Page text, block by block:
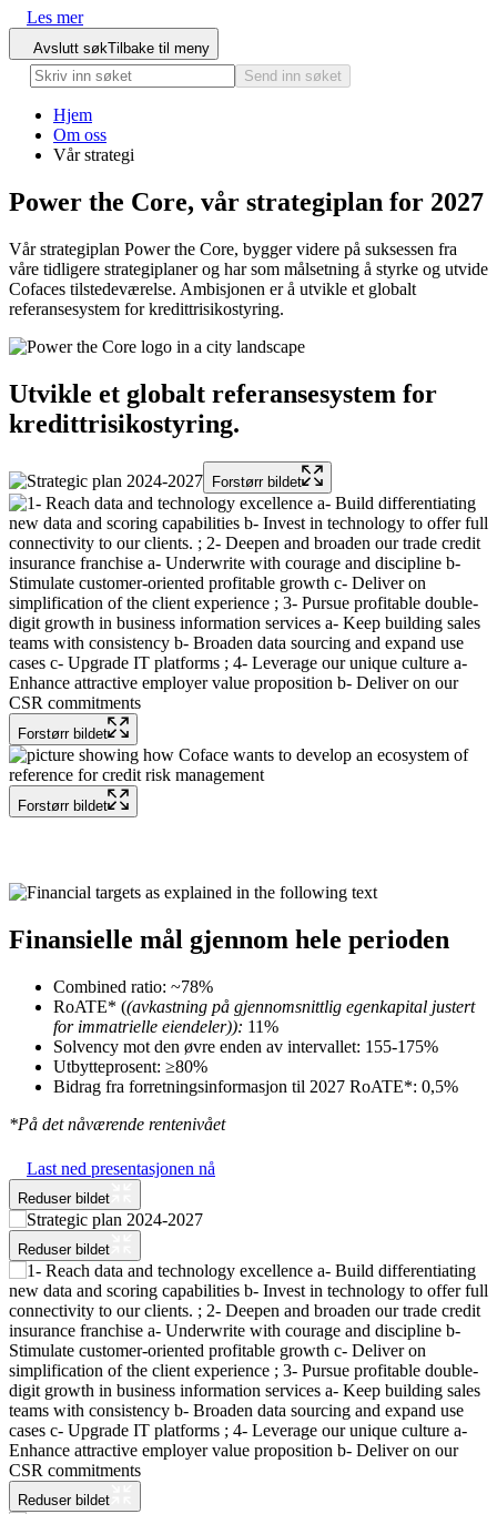
Les mer
Avslutt søkTilbake til meny
Send inn søket
Hjem
Om oss
Vår strategi
Power the Core, vår strategiplan for 2027
Vår strategiplan Power the Core, bygger videre på suksessen fra
våre tidligere strategiplaner og har som målsetning å styrke og utvide
Cofaces tilstedeværelse. Ambisjonen er å utvikle et globalt
referansesystem for kredittrisikostyring.
Utvikle et globalt referansesystem for
kredittrisikostyring.
Forstørr bildet
Forstørr bildet
Forstørr bildet
Finansielle mål gjennom hele perioden
Combined ratio: ~78%
RoATE* ((avkastning på gjennomsnittlig egenkapital justert
for immatrielle eiendeler)): 11%
Solvency mot den øvre enden av intervallet: 155-175%
Utbytteprosent: ≥80%
Bidrag fra forretningsinformasjon til 2027 RoATE*: 0,5%
*På det nåværende rentenivået
Last ned presentasjonen nå
Reduser bildet
Reduser bildet
Reduser bildet